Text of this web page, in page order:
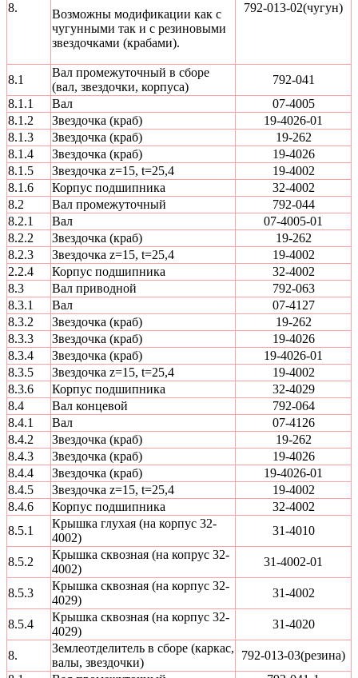
8.
Возможны модификации как с
чугунными так и с резиновыми
звездочками (крабами).
792-013-02(чугун)
8.1
Вал промежуточный в сборе
(вал, звездочки, корпуса)
792-041
8.1.1
Вал
07-4005
8.1.2
Звездочка (краб)
19-4026-01
8.1.3
Звездочка (краб)
19-262
8.1.4
Звездочка (краб)
19-4026
8.1.5
Звездочка z=15, t=25,4
19-4002
8.1.6
Корпус подшипника
32-4002
8.2
Вал промежуточный
792-044
8.2.1
Вал
07-4005-01
8.2.2
Звездочка (краб)
19-262
8.2.3
Звездочка z=15, t=25,4
19-4002
2.2.4
Корпус подшипника
32-4002
8.3
Вал приводной
792-063
8.3.1
Вал
07-4127
8.3.2
Звездочка (краб)
19-262
8.3.3
Звездочка (краб)
19-4026
8.3.4
Звездочка (краб)
19-4026-01
8.3.5
Звездочка z=15, t=25,4
19-4002
8.3.6
Корпус подшипника
32-4029
8.4
Вал концевой
792-064
8.4.1
Вал
07-4126
8.4.2
Звездочка (краб)
19-262
8.4.3
Звездочка (краб)
19-4026
8.4.4
Звездочка (краб)
19-4026-01
8.4.5
Звездочка z=15, t=25,4
19-4002
8.4.6
Корпус подшипника
32-4002
8.5.1
Крышка глухая (на корпус 32-
4002)
31-4010
8.5.2
Крышка сквозная (на копрус 32-
4002)
31-4002-01
8.5.3
Крышка сквозная (на корпус 32-
4029)
31-4002
8.5.4
Крышка сквозная (на корпус 32-
4029)
31-4020
8.
Землеотделитель в сборе (каркас,
валы, звездочки)
792-013-03(резина)